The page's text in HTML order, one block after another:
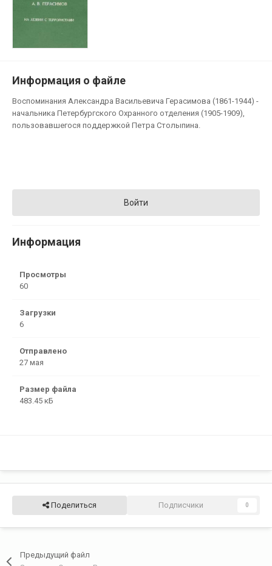
Информация о файле
Воспоминания Александра Васильевича Герасимова (1861-1944) -
начальника Петербургского Охранного отделения (1905-1909),
пользовавшегося поддержкой Петра Столыпина.
Войти
Информация
Просмотры
60
Загрузки
6
Отправлено
27 мая
Размер файла
483.45 кБ
Поделиться Подписчики 0
Предыдущий файл